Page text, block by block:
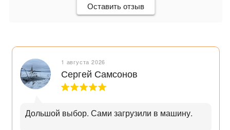
Оставить отзыв
1 августа 2026
Сергей Самсонов
Дольшой выбор. Сами загрузили в машину.